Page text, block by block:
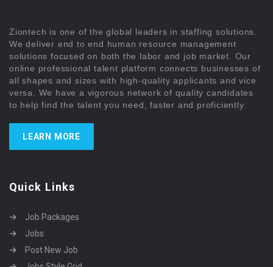
Ziontech is one of the global leaders in staffing solutions.
We deliver end to end human resource management
solutions focused on both the labor and job market. Our
online professional talent platform connects businesses of
all shapes and sizes with high-quality applicants and vice
versa. We have a vigorous network of quality candidates
to help find the talent you need, faster and proficiently.
LEARN MORE
Quick Links
Job Packages
Jobs
Post New Job